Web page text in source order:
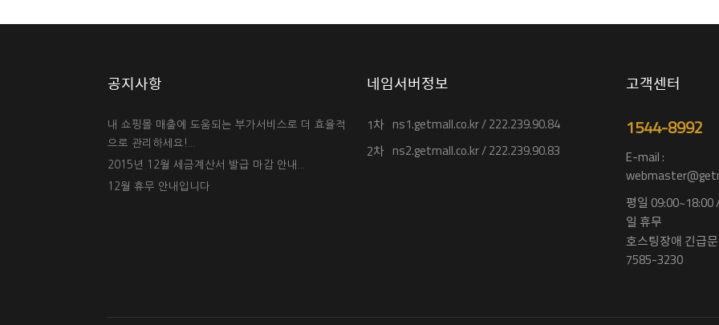
공지사항
내 쇼핑몰 매출에 도움되는 부가서비스로 더 효율적
으로 관리하세요!...
2015년 12월 세금계산서 발급 마감 안내...
12월 휴무 안내입니다
네임서버정보
1차 ns1.getmall.co.kr / 222.239.90.84
2차 ns2.getmall.co.kr / 222.239.90.83
고객센터
1544-8992
E-mail :
평일 09:00~18:00
일 휴무
호스팅장애 긴급
7585-3230